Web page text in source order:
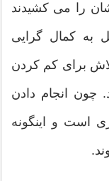
را می کشیدند
به کمال گرایی
برای کم کردن
چون انجام دادن
است و اینگونه